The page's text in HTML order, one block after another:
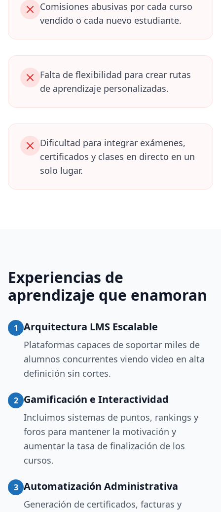
Comisiones abusivas por cada curso
vendido o cada nuevo estudiante.
Falta de flexibilidad para crear rutas
de aprendizaje personalizadas.
Dificultad para integrar exámenes,
certificados y clases en directo en un
solo lugar.
Experiencias de
aprendizaje que enamoran
1 Arquitectura LMS Escalable
Plataformas capaces de soportar miles de
alumnos concurrentes viendo video en alta
definición sin cortes.
2 Gamificación e Interactividad
Incluimos sistemas de puntos, rankings y
foros para mantener la motivación y
aumentar la tasa de finalización de los
cursos.
3 Automatización Administrativa
Generación de certificados, facturas y